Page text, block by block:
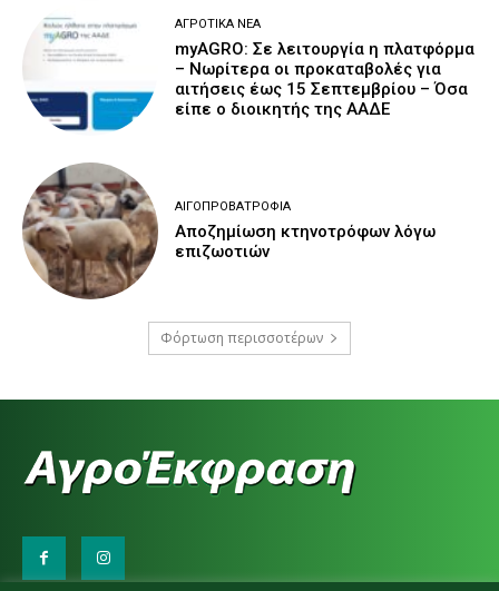
ΑΓΡΟΤΙΚΆ ΝΈΑ
myAGRO: Σε λειτουργία η πλατφόρμα
– Νωρίτερα οι προκαταβολές για
αιτήσεις έως 15 Σεπτεμβρίου – Όσα
είπε ο διοικητής της ΑΑΔΕ
ΑΙΓΟΠΡΟΒΑΤΡΟΦΊΑ
Αποζημίωση κτηνοτρόφων λόγω
επιζωοτιών
Φόρτωση περισσοτέρων